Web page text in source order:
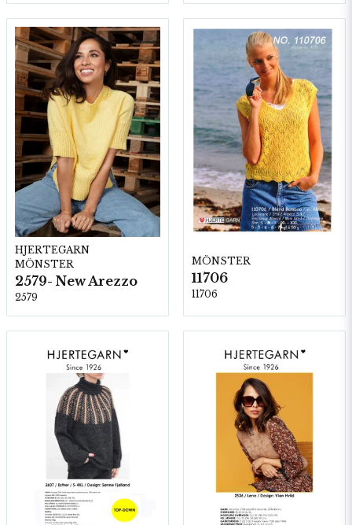
HJERTEGARN
MÖNSTER
2579- New Arezzo
2579
MÖNSTER
11706
11706